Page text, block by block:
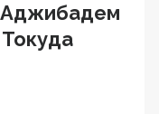
Аджибадем